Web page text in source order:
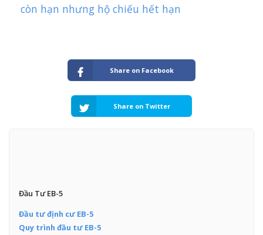
còn hạn nhưng hộ chiếu hết hạn
Share on Facebook
Share on Twitter
Đầu Tư EB-5
Đầu tư định cư EB-5
Quy trình đầu tư EB-5